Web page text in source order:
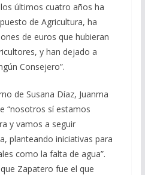
últimos cuatro años ha
de Agricultura, ha
de euros que hubieran
y han dejado a
Consejero”.
de Susana Díaz, Juanma
“nosotros sí estamos
y vamos a seguir
planteando iniciativas para
como la falta de agua”.
Zapatero fue el que